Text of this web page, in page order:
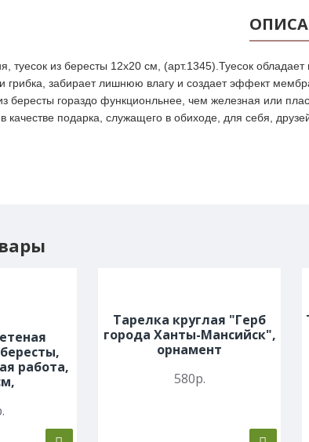
туесок из бересты 12х20 см, (арт.1345).Туесок
грибка, забирает лишнюю влагу и создает эффект
бересты гораздо функционльнее, чем железная или
качестве подарка, служащего в обиходе, для себя,
работа,
Тарелка круглая "Герб
города Ханты-Мансийск",
орнамент
580р.